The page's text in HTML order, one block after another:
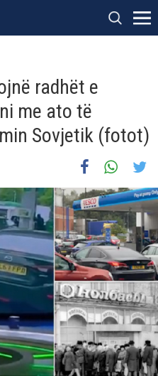
radhët e
me ato të
Sovjetik (fotot)